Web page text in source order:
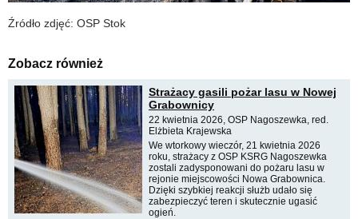
Źródło zdjęć: OSP Stok
Zobacz również
Strażacy gasili pożar lasu w Nowej
Grabownicy
22 kwietnia 2026, OSP Nagoszewka, red.
Elżbieta Krajewska
We wtorkowy wieczór, 21 kwietnia 2026
roku, strażacy z OSP KSRG Nagoszewka
zostali zadysponowani do pożaru lasu w
rejonie miejscowości Nowa Grabownica.
Dzięki szybkiej reakcji służb udało się
zabezpieczyć teren i skutecznie ugasić
ogień.